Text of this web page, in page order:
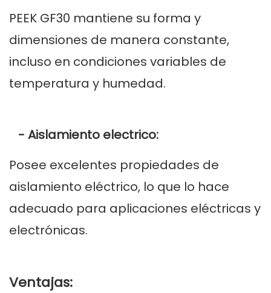
PEEK GF30 mantiene su forma y
dimensiones de manera constante,
incluso en condiciones variables de
temperatura y humedad.
- Aislamiento electrico:
Posee excelentes propiedades de
aislamiento eléctrico, lo que lo hace
adecuado para aplicaciones eléctricas y
electrónicas.
Ventajas: